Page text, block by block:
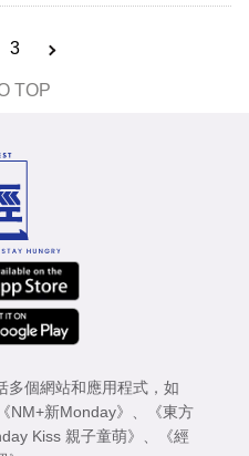
3
TOP
多個網站和應用程式，如
《NM+新Monday》 、
《東方
Kiss 親子童萌》 、
《經